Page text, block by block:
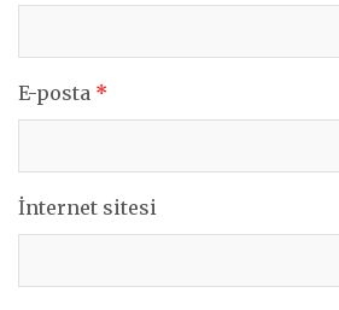
E-posta *
İnternet sitesi